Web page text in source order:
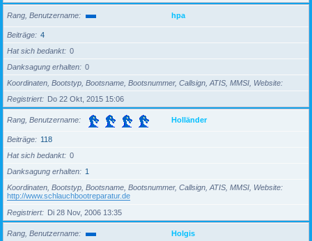
Rang, Benutzername hpa
Beiträge
4
Hat sich bedankt
0
Danksagung erhalten
0
Koordinaten, Bootstyp, Bootsname, Bootsnummer, Callsign, ATIS, MMSI, Website
Registriert
Do 22 Okt, 2015 15:06
Rang, Benutzername Holländer
Beiträge
118
Hat sich bedankt
0
Danksagung erhalten
1
Koordinaten, Bootstyp, Bootsname, Bootsnummer, Callsign, ATIS, MMSI, Website
http://www.schlauchbootreparatur.de
Registriert
Di 28 Nov, 2006 13:35
Rang, Benutzername Holgis